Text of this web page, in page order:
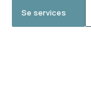
Se services